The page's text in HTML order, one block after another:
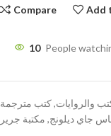
Compare Add
10 People
والروايات,كتب مترجمة
جاي ديلونج, مكتبة جرير